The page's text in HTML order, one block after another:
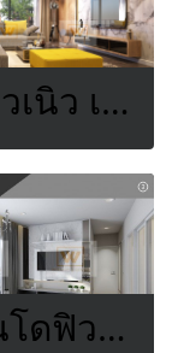
สิริอวเนิว เพชรเกษม 81
คอนโดฟิวส์ สาธร